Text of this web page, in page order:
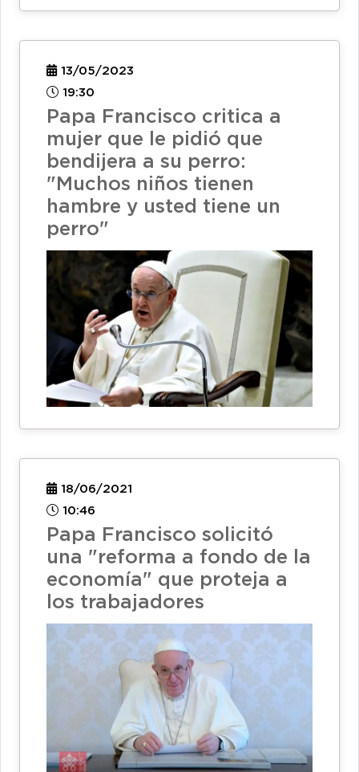
13/05/2023
19:30
Papa Francisco critica a
mujer que le pidió que
bendijera a su perro:
"Muchos niños tienen
hambre y usted tiene un
perro"
18/06/2021
10:46
Papa Francisco solicitó
una "reforma a fondo de la
economía" que proteja a
los trabajadores